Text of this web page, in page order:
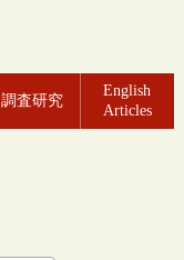
調査研究
English
Articles